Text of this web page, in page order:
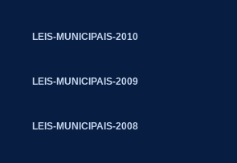
LEIS-MUNICIPAIS-2010
LEIS-MUNICIPAIS-2009
LEIS-MUNICIPAIS-2008